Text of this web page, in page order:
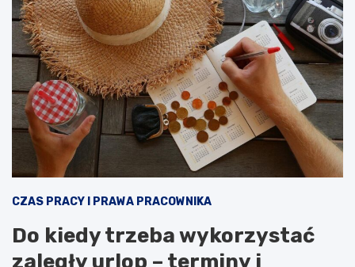
CZAS PRACY I PRAWA PRACOWNIKA
Do kiedy trzeba wykorzystać
zaległy urlop – terminy i